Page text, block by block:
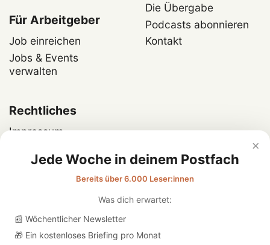
Für Arbeitgeber
Job einreichen
Jobs & Events
verwalten
Die Übergabe
Podcasts abonnieren
Kontakt
Rechtliches
Impressum
×
Jede Woche in deinem Postfach
Bereits über 6.000 Leser:innen
Was dich erwartet:
📰 Wöchentlicher Newsletter
🎁 Ein kostenloses Briefing pro Monat